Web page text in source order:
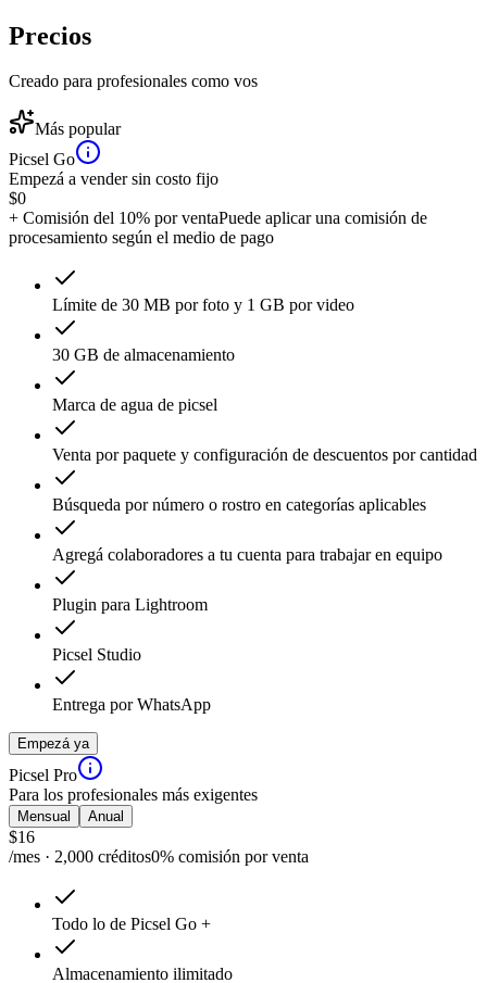
Precios
Creado para profesionales como vos
Más popular
Picsel Go
Empezá a vender sin costo fijo
$0
+ Comisión del 10% por ventaPuede aplicar una comisión de
procesamiento según el medio de pago
Límite de 30 MB por foto y 1 GB por video
30 GB de almacenamiento
Marca de agua de picsel
Venta por paquete y configuración de descuentos por cantidad
Búsqueda por número o rostro en categorías aplicables
Agregá colaboradores a tu cuenta para trabajar en equipo
Plugin para Lightroom
Picsel Studio
Entrega por WhatsApp
Empezá ya
Picsel Pro
Para los profesionales más exigentes
Mensual Anual
$16
/mes · 2,000 créditos0% comisión por venta
Todo lo de Picsel Go +
Almacenamiento ilimitado